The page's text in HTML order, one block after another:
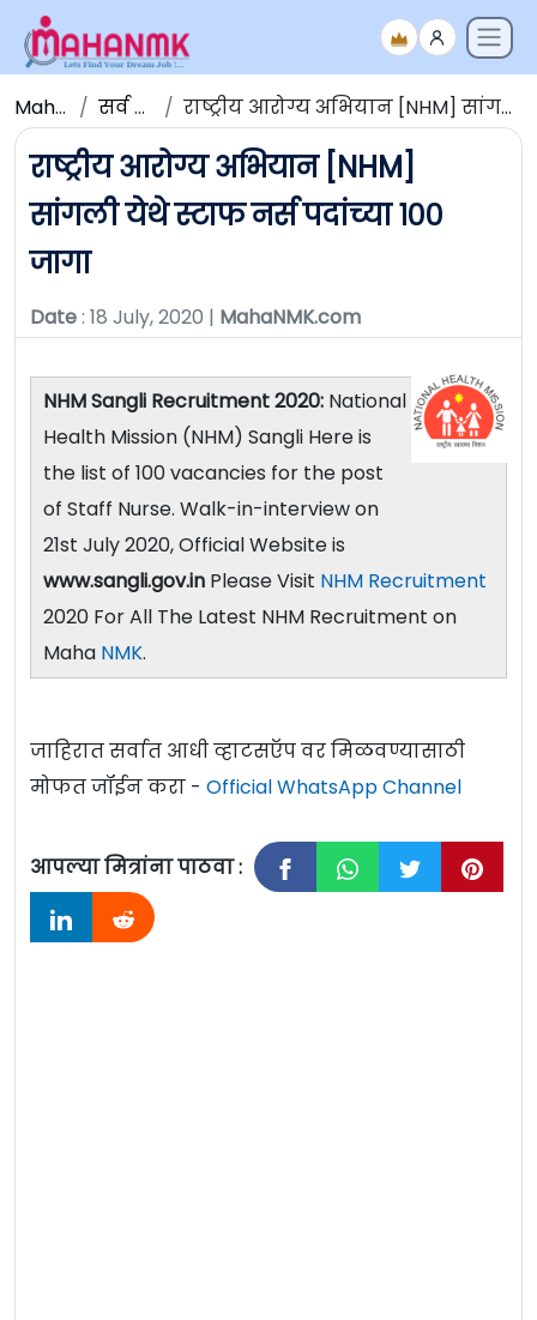
Maha NMK सर्व जाहिराती राष्ट्रीय आरोग्य अभियान [NHM] सांगली येथे स्टाफ नर्स पदांच्या १०० जागा
राष्ट्रीय आरोग्य अभियान [NHM]
सांगली येथे स्टाफ नर्स पदांच्या १००
जागा
Date: 18 July, 2020 | MahaNMK.com
NHM Sangli Recruitment 2020: National
Health Mission (NHM) Sangli Here is
the list of 100 vacancies for the post
of Staff Nurse. Walk-in-interview on
21st July 2020, Official Website is
www.sangli.gov.in Please Visit NHM Recruitment
2020 For All The Latest NHM Recruitment on
Maha NMK.
जाहिरात सर्वात आधी व्हाटसऍप वर मिळवण्यासाठी
मोफत जॉईन करा - Official WhatsApp Channel
आपल्या मित्रांना पाठवा :